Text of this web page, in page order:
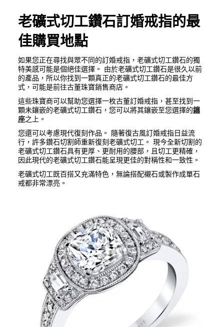
老礦式切工鑽石訂婚戒指的最
佳購買地點
如果您正在尋找與眾不同的訂婚戒指，老礦式切工鑽石的獨
特美感可能是個絕佳選擇。 由於老礦式切工鑽石是很久以前
的產品，所以你找到一顆真正的老礦式切工鑽石的最佳方
式，可能是前往古董珠寶銷售商店。
這些珠寶商可以幫助您選擇一枚古董訂婚戒指，甚至找到一
顆未鑲嵌的老礦式切工鑽石，您可以將其鑲嵌至您選擇的鑲
座之上。
您還可以考慮現代復刻作品。 隨著復古風訂婚戒指日益流
行，許多鑽石切割師重新復刻老礦式切工。 現今全新切割的
老礦式切工鑽石具有更厚、更耐用的腰部，且切工更精確，
因此現代的老礦式切工鑽石能呈現更佳的對稱性和一致性。
老礦式切工既百搭又充滿特色，無論搭配襯石或製作成單石
戒都非常漂亮。